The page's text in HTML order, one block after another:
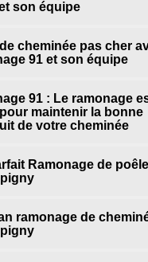
son équipe
cheminée pas cher
91 et son équipe
91 : Le ramonage
maintenir la bonne
de votre cheminée
Ramonage de
ramonage de